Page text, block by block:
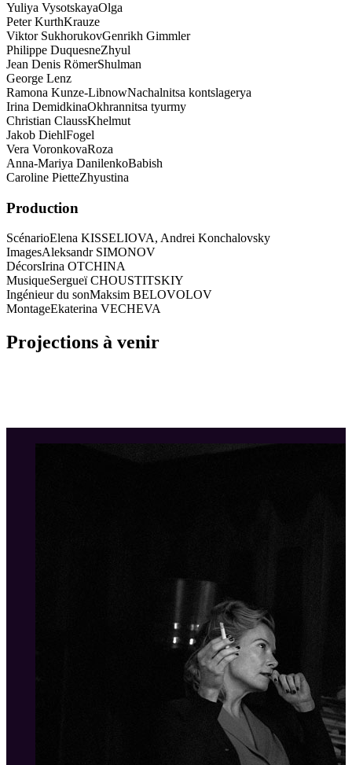
Yuliya VysotskayaOlga
Peter KurthKrauze
Viktor SukhorukovGenrikh Gimmler
Philippe DuquesneZhyul
Jean Denis RömerShulman
George Lenz
Ramona Kunze-LibnowNachalnitsa kontslagerya
Irina DemidkinaOkhrannitsa tyurmy
Christian ClaussKhelmut
Jakob DiehlFogel
Vera VoronkovaRoza
Anna-Mariya DanilenkoBabish
Caroline PietteZhyustina
Production
ScénarioElena KISSELIOVA, Andrei Konchalovsky
ImagesAleksandr SIMONOV
DécorsIrina OTCHINA
MusiqueSergueï CHOUSTITSKIY
Ingénieur du sonMaksim BELOVOLOV
MontageEkaterina VECHEVA
Projections à venir